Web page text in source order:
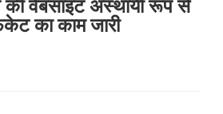
का काम जारी